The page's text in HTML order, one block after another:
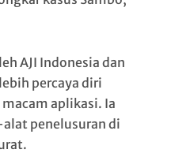
AJI Indonesia dan
percaya diri
aplikasi. Ia
penelusuran di